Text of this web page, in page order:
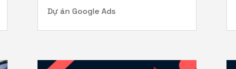
Dự án Google Ads